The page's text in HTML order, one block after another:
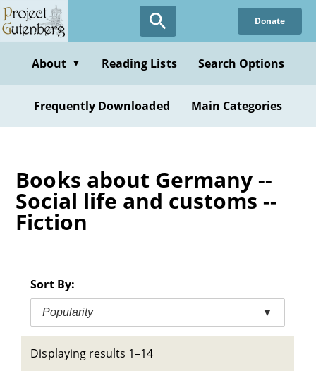
Skip
to
content
Donate
About ▼ Reading Lists Search Options
Frequently Downloaded Main Categories
Books about Germany --
Social life and customs --
Fiction
Sort By:
Popularity ▼
Displaying results 1–14